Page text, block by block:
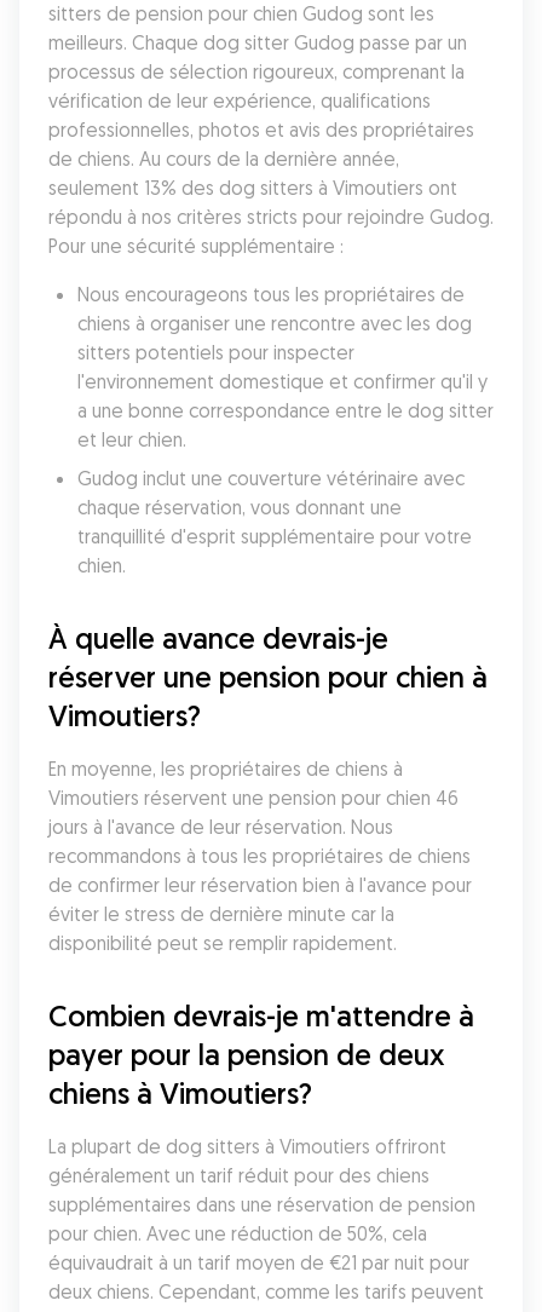
sitters de pension pour chien Gudog sont les
meilleurs. Chaque dog sitter Gudog passe par un
processus de sélection rigoureux, comprenant la
vérification de leur expérience, qualifications
professionnelles, photos et avis des propriétaires
de chiens. Au cours de la dernière année,
seulement 13% des dog sitters à Vimoutiers ont
répondu à nos critères stricts pour rejoindre Gudog.
Pour une sécurité supplémentaire :
Nous encourageons tous les propriétaires de
chiens à organiser une rencontre avec les dog
sitters potentiels pour inspecter
l'environnement domestique et confirmer qu'il y
a une bonne correspondance entre le dog sitter
et leur chien.
Gudog inclut une couverture vétérinaire avec
chaque réservation, vous donnant une
tranquillité d'esprit supplémentaire pour votre
chien.
À quelle avance devrais-je
réserver une pension pour chien à
Vimoutiers?
En moyenne, les propriétaires de chiens à
Vimoutiers réservent une pension pour chien 46
jours à l'avance de leur réservation. Nous
recommandons à tous les propriétaires de chiens
de confirmer leur réservation bien à l'avance pour
éviter le stress de dernière minute car la
disponibilité peut se remplir rapidement.
Combien devrais-je m'attendre à
payer pour la pension de deux
chiens à Vimoutiers?
La plupart de dog sitters à Vimoutiers offriront
généralement un tarif réduit pour des chiens
supplémentaires dans une réservation de pension
pour chien. Avec une réduction de 50%, cela
équivaudrait à un tarif moyen de €21 par nuit pour
deux chiens. Cependant, comme les tarifs peuvent